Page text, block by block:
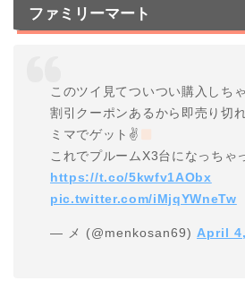
ファミリーマート
このツイ見てついつい購入し
割引クーポンあるから即売り切
ミマでゲット✌
これでプルームX3台になっちゃ
https://t.co/5kwfv1AObx
pic.twitter.com/iMjqYWneTw
— メ (@menkosan69) April